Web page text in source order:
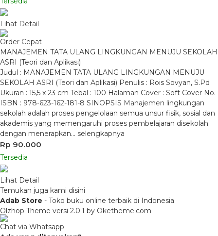
Lihat Detail
Order Cepat
MANAJEMEN TATA ULANG LINGKUNGAN MENUJU SEKOLAH
ASRI (Teori dan Aplikasi)
Judul : MANAJEMEN TATA ULANG LINGKUNGAN MENUJU
SEKOLAH ASRI (Teori dan Aplikasi) Penulis : Rois Sovyan, S.Pd
Ukuran : 15,5 x 23 cm Tebal : 100 Halaman Cover : Soft Cover No.
ISBN : 978-623-162-181-8 SINOPSIS Manajemen lingkungan
sekolah adalah proses pengelolaan semua unsur fisik, sosial dan
akademis yang memengaruhi proses pembelajaran disekolah
dengan menerapkan… selengkapnya
Rp 90.000
Tersedia
Lihat Detail
Temukan juga kami disini
Adab Store - Toko buku online terbaik di Indonesia
Olzhop Theme versi 2.0.1 by Oketheme.com
Chat via Whatsapp